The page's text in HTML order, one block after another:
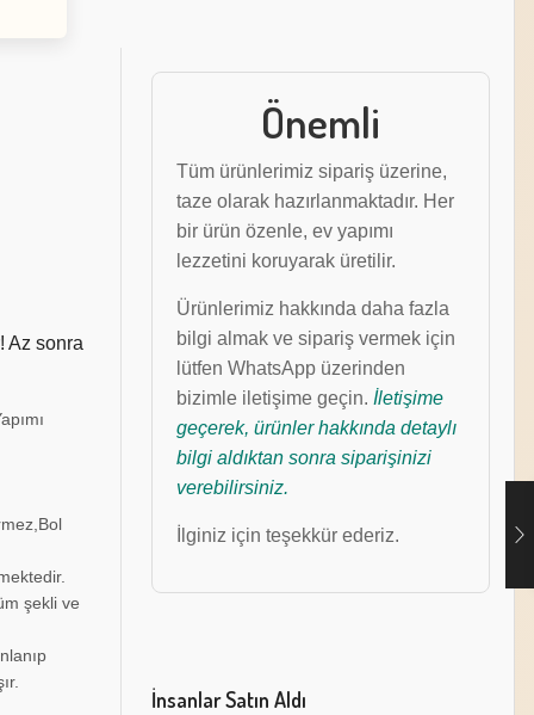
Az sonra
şekli ve
Önemli
Tüm ürünlerimiz sipariş üzerine,
taze olarak hazırlanmaktadır. Her
bir ürün özenle, ev yapımı
lezzetini koruyarak üretilir.
Ürünlerimiz hakkında daha fazla
bilgi almak ve sipariş vermek için
lütfen WhatsApp üzerinden
bizimle iletişime geçin. İletişime
geçerek, ürünler hakkında detaylı
bilgi aldıktan sonra siparişinizi
verebilirsiniz.
İlginiz için teşekkür ederiz.
İnsanlar Satın Aldı